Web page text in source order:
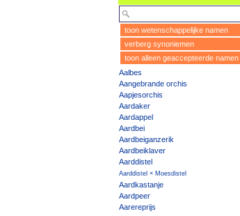
toon wetenschappelijke namen
verberg synoniemen
toon alleen geaccepteerde namen
Aalbes
Aangebrande orchis
Aapjesorchis
Aardaker
Aardappel
Aardbei
Aardbeiganzerik
Aardbeiklaver
Aarddistel
Aarddistel × Moesdistel
Aardkastanje
Aardpeer
Aarereprijs